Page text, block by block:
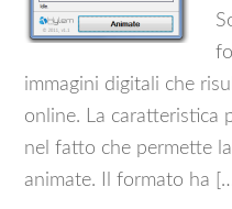
immagini digitali che
online. La caratteristica
nel fatto che permette
animate. Il formato ha